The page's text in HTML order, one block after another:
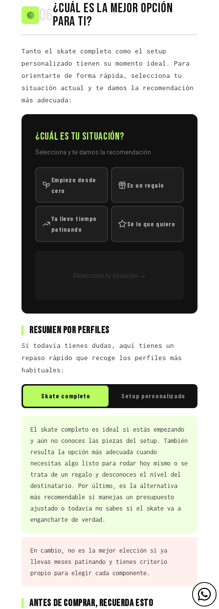
06¿Cuál es la mejor opción
para ti?
Tanto el skate completo como el setup
personalizado tienen su momento ideal. Para
orientarte de forma rápida, selecciona tu
situación actual y te damos la recomendación
más adecuada:
¿Cuál es tu situación?
Selecciona y te damos la recomendación
Empiezo desde
cero
Es un regalo
Ya llevo tiempo
patinando
Sé lo que quiero
Selecciona tu situación →
Resumen por perfiles
Si todavía tienes dudas, aquí tienes un
repaso rápido que recoge los perfiles más
habituales:
Skate completo Setup personalizado
El skate completo es ideal si estás empezando
y aún no conoces las piezas del setup. También
resulta la opción más adecuada cuando
necesitas algo listo para rodar hoy mismo o se
trata de un regalo y desconoces el nivel del
destinatario. Por último, es la alternativa
más recomendable si manejas un presupuesto
ajustado o todavía no sabes si el skate va a
engancharte de verdad.
En cambio, no es la mejor elección si ya
llevas meses patinando y tienes criterio
propio para elegir cada componente.
Antes de comprar, recuerda esto